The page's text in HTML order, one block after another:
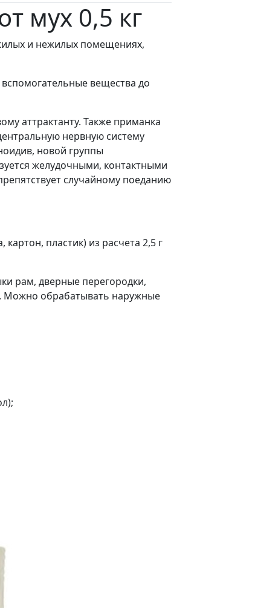
мух 0,5 кг
и нежилых помещениях,
вещества до
аттрактанту. Также приманка
нервную систему
новой группы
желудочными, контактными
случайному поеданию
пластик) из расчета 2,5 г
рам, дверные перегородки,
Можно обрабатывать наружные